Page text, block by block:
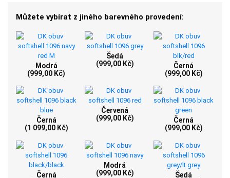
Můžete vybírat z jiného barevného provedení:
Modrá
(999,00 Kč)
Šedá
(999,00 Kč)
Černá
(999,00 Kč)
Černá
(1 099,00 Kč)
Červená
(999,00 Kč)
Černá
(999,00 Kč)
Černá
Modrá
(999,00 Kč)
Šedá